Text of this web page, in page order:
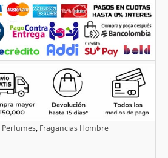
Perfumes, Fragancias Hombre